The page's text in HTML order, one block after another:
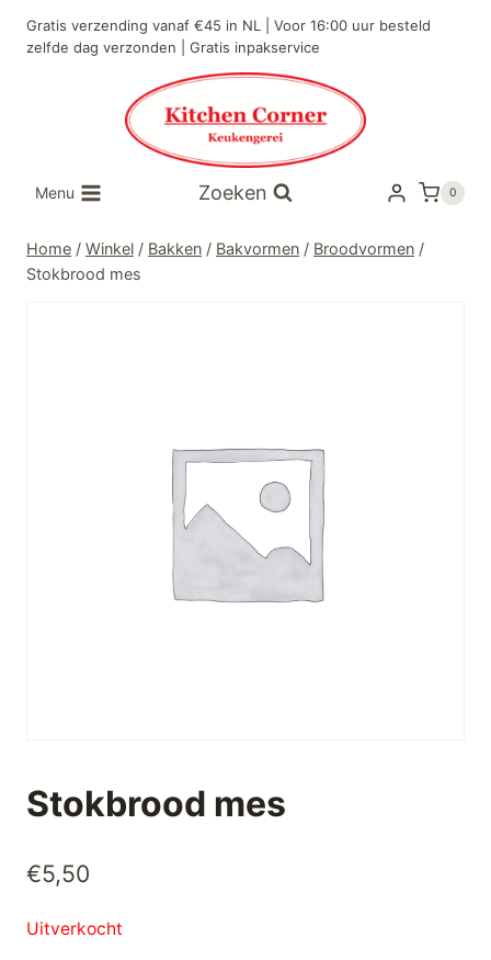
naar
Gratis verzending vanaf €45 in NL | Voor 16:00 uur besteld
zelfde dag verzonden | Gratis inpakservice
Menu Zoeken 0
Home / Winkel / Bakken / Bakvormen / Broodvormen /
Stokbrood mes
Stokbrood mes
€5,50
Uitverkocht